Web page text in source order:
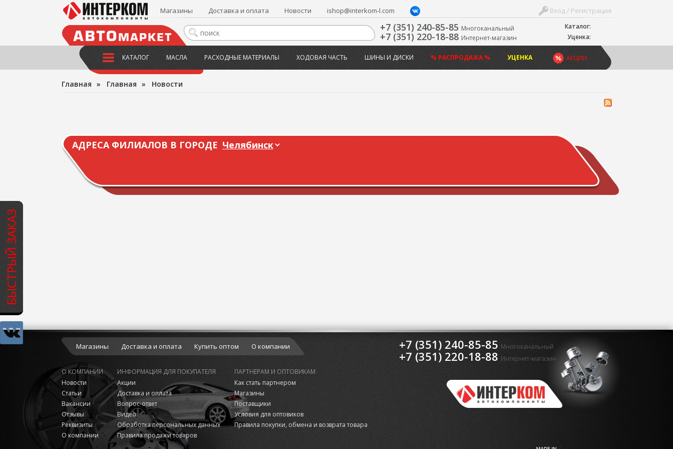
БЫСТРЫЙ ЗАКАЗ
Каталог:
Уценка:
Вход / Регистрация
Магазины Доставка и оплата Новости ishop@interkom-l.com
+7 (351) 240-85-85 Многоканальный
+7 (351) 220-18-88 Интернет-магазин
АКЦИИ
КАТАЛОГ МАСЛА РАСХОДНЫЕ МАТЕРИАЛЫ ХОДОВАЯ ЧАСТЬ ШИНЫ И ДИСКИ % РАСПРОДАЖА % УЦЕНКА
Главная » Главная » Новости
АДРЕСА ФИЛИАЛОВ В ГОРОДЕ
Магазины Доставка и оплата Купить оптом О компании +7 (351) 240-85-85 Многоканальный
+7 (351) 220-18-88 Интернет-магазин
О КОМПАНИИ
Новости
Статьи
Вакансии
Отзывы
Реквизиты
О компании
ИНФОРМАЦИЯ ДЛЯ ПОКУПАТЕЛЯ
Акции
Доставка и оплата
Вопрос-ответ
Видео
Обработка персональных данных
Правила продажи товаров
ПАРТНЕРАМ И ОПТОВИКАМ
Как стать партнером
Магазины
Поставщики
Условия для оптовиков
Правила покупки, обмена и возврата товара